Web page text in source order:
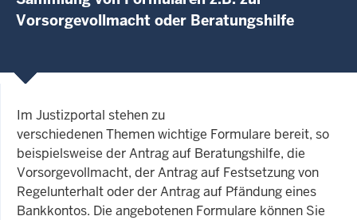
Vorsorgevollmacht oder Beratungshilfe
Im Justizportal stehen zu
verschiedenen Themen wichtige Formulare bereit, so
beispielsweise der Antrag auf Beratungshilfe, die
Vorsorgevollmacht, der Antrag auf Festsetzung von
Regelunterhalt oder der Antrag auf Pfändung eines
Bankkontos. Die angebotenen Formulare können Sie